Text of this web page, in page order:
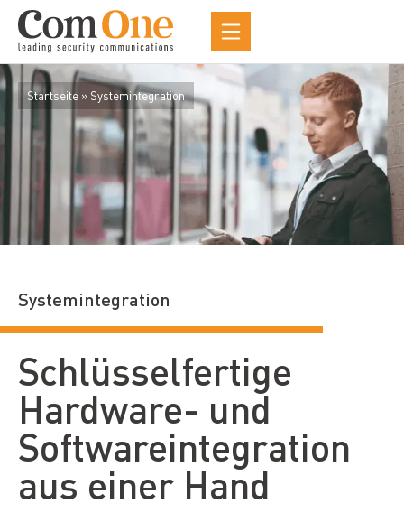
Startseite » Systemintegration
Systemintegration
Schlüsselfertige
Hardware- und
Softwareintegration
aus einer Hand